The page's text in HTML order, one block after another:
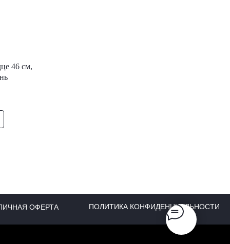
46 см,
ПОЛИТИКА КОНФИДЕНЦИАЛЬНОСТИ
ОФЕРТА